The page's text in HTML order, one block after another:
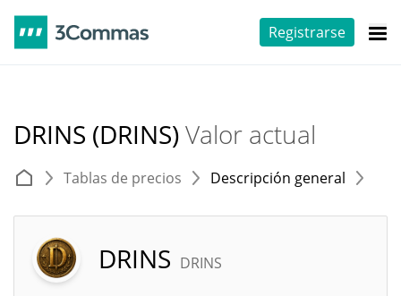
Registrarse
DRINS (DRINS)Valor actual
Tablas de precios Descripción general
DRINS DRINS